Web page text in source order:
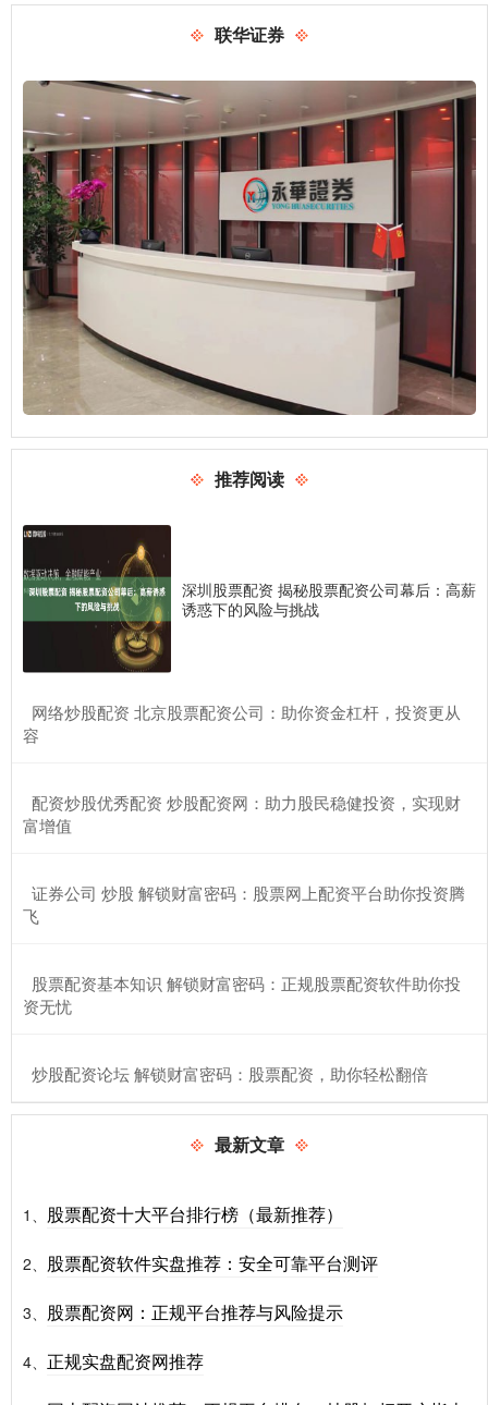
联华证券
推荐阅读
深圳股票配资 揭秘股票配资公司幕后：高薪
诱惑下的风险与挑战
​网络炒股配资 北京股票配资公司：助你资金杠杆，投资更从
容
​配资炒股优秀配资 炒股配资网：助力股民稳健投资，实现财
富增值
​证券公司 炒股 解锁财富密码：股票网上配资平台助你投资腾
飞
​股票配资基本知识 解锁财富密码：正规股票配资软件助你投
资无忧
​炒股配资论坛 解锁财富密码：股票配资，助你轻松翻倍
最新文章
1、 股票配资十大平台排行榜（最新推荐）
2、 股票配资软件实盘推荐：安全可靠平台测评
3、 股票配资网：正规平台推荐与风险提示
4、 正规实盘配资网推荐